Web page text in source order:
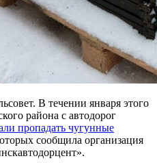
В течении января этого
района с автодорог
пропадать чугунные
сообщила организация